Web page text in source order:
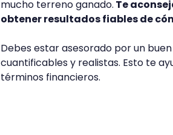
mucho terreno ganado. Te
obtener resultados fiables de
Debes estar asesorado por un
cuantificables y realistas. Esto te
términos financieros.